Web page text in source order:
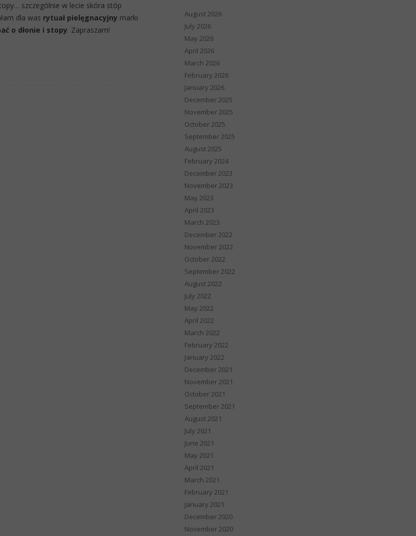
szczególnie w lecie skóra stóp
dla was rytuał pielęgnacyjny marki
o dłonie i stopy. Zapraszam!
August 2026
July 2026
May 2026
April 2026
March 2026
February 2026
January 2026
December 2025
November 2025
October 2025
September 2025
August 2025
February 2024
December 2023
November 2023
May 2023
April 2023
March 2023
December 2022
November 2022
October 2022
September 2022
August 2022
July 2022
May 2022
April 2022
March 2022
February 2022
January 2022
December 2021
November 2021
October 2021
September 2021
August 2021
July 2021
June 2021
May 2021
April 2021
March 2021
February 2021
January 2021
December 2020
November 2020